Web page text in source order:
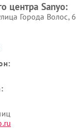
центра Sanyo:
Города Волос, 6